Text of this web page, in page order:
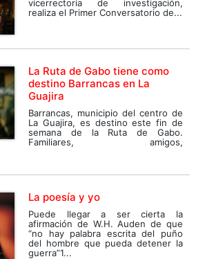
vicerrectoría de investigación,
realiza el Primer Conversatorio de...
La Ruta de Gabo tiene como
destino Barrancas en La
Guajira
Barrancas, municipio del centro de
La Guajira, es destino este fin de
semana de la Ruta de Gabo.
Familiares, amigos,
La poesía y yo
Puede llegar a ser cierta la
afirmación de W.H. Auden de que
“no hay palabra escrita del puño
del hombre que pueda detener la
guerra”1...